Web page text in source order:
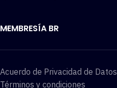
MEMBRESÍA BR
Acuerdo de Privacidad de Datos
Términos y condiciones